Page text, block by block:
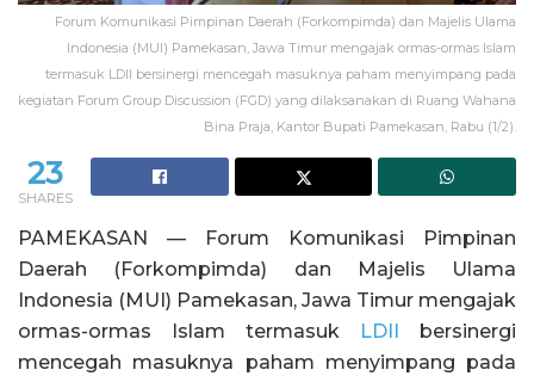
Forum Komunikasi Pimpinan Daerah (Forkompimda) dan Majelis Ulama
Indonesia (MUI) Pamekasan, Jawa Timur mengajak ormas-ormas Islam
termasuk LDII bersinergi mencegah masuknya paham menyimpang pada
kegiatan Forum Group Discussion (FGD) yang dilaksanakan di Ruang Wahana
Bina Praja, Kantor Bupati Pamekasan, Rabu (1/2).
23
SHARES
PAMEKASAN — Forum Komunikasi Pimpinan
Daerah (Forkompimda) dan Majelis Ulama
Indonesia (MUI) Pamekasan, Jawa Timur mengajak
ormas-ormas Islam termasuk
LDII
bersinergi
mencegah masuknya paham menyimpang pada